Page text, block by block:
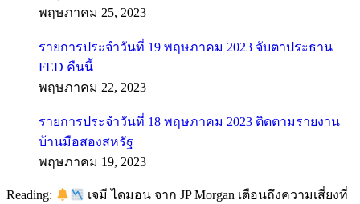
พฤษภาคม 25, 2023
รายการประจำวันที่ 19 พฤษภาคม 2023 จับตาประธาน
FED คืนนี้
พฤษภาคม 22, 2023
รายการประจำวันที่ 18 พฤษภาคม 2023 ติดตามรายงาน
บ้านมือสองสหรัฐ
พฤษภาคม 19, 2023
Reading:
เจมี ไดมอน จาก JP Morgan เตือนถึงความเสี่ยงที่